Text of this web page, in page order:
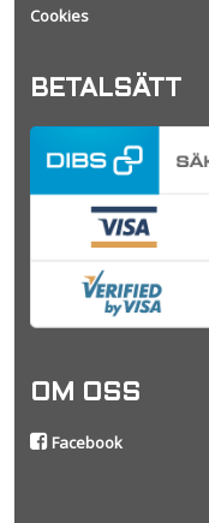
Cookies
BETALSÄTT
OM OSS
Facebook